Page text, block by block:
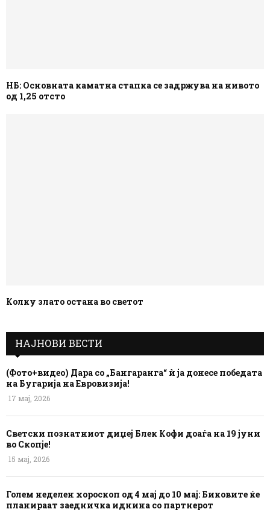
НБ: Основната каматна стапка се задржува на нивото
од 1,25 отсто
Колку злато остана во светот
НАЈНОВИ ВЕСТИ
(Фото+видео) Дара со „Бангаранга“ ѝ ја донесе победата
на Бугарија на Евровизија!
17 мај, 2026
Светски познатниот диџеј Блек Кофи доаѓа на 19 јуни
во Скопје!
15 мај, 2026
Голем неделен хороскоп од 4 мај до 10 мај: Биковите ќе
планираат заедничка иднина со партнерот